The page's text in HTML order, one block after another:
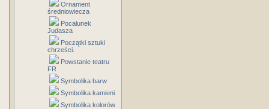
Ornament
średniowiecza
Pocałunek
Judasza
Początki sztuki
chrześci.
Powstanie teatru
FR
Symbolika barw
Symbolika kamieni
Symbolika kolorów